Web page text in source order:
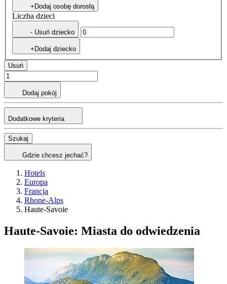
+Dodaj osobę dorosłą
Liczba dzieci
- Usuń dziecko
+Dodaj dziecko
Usuń
Dodaj pokój
Dodatkowe kryteria
Szukaj
Gdzie chcesz jechać?
Hotels
Europa
Francja
Rhone-Alps
Haute-Savoie
Haute-Savoie: Miasta do odwiedzenia